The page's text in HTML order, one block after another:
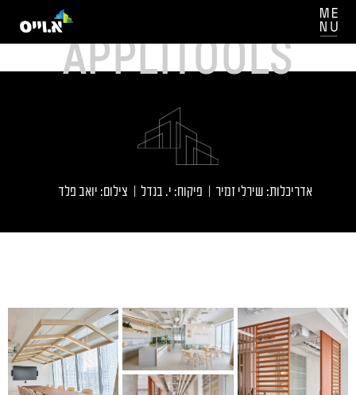
APPLITOOLS
אדריכלות: שירלי זמיר | פיקוח: י. בנדל | צילום: יואב פלד